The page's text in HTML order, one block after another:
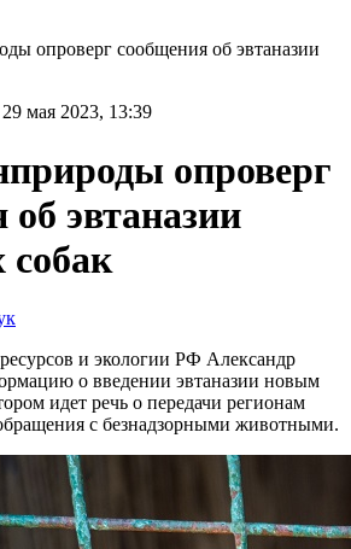
опроверг сообщения об эвтаназии
29 мая 2023, 13:39
опроверг
эвтаназии
собак
и экологии РФ Александр
о введении эвтаназии новым
идет речь о передачи регионам
с безнадзорными животными.